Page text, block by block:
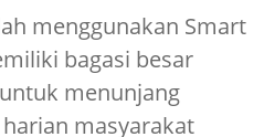
menggunakan Smart
bagasi besar
menunjang
masyarakat